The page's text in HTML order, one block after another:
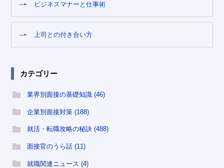
ビジネスマナーと仕事術
上司との付き合い方
カテゴリー
業界別面接の基礎知識 (46)
企業別面接対策 (188)
就活・転職攻略の秘訣 (488)
面接官のうら話 (11)
就職関連ニュース (4)